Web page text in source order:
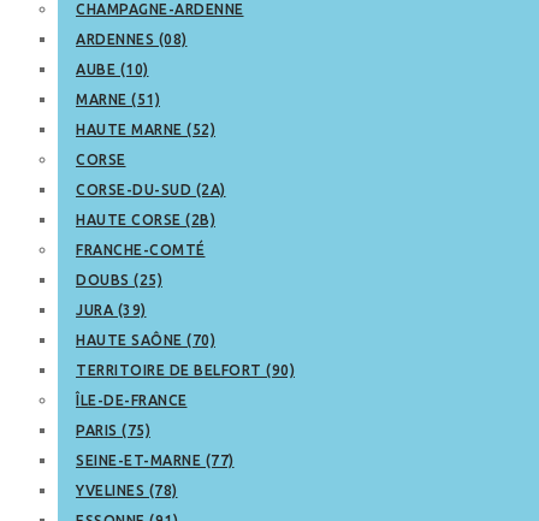
CHAMPAGNE-ARDENNE
ARDENNES (08)
AUBE (10)
MARNE (51)
HAUTE MARNE (52)
CORSE
CORSE-DU-SUD (2A)
HAUTE CORSE (2B)
FRANCHE-COMTÉ
DOUBS (25)
JURA (39)
HAUTE SAÔNE (70)
TERRITOIRE DE BELFORT (90)
ÎLE-DE-FRANCE
PARIS (75)
SEINE-ET-MARNE (77)
YVELINES (78)